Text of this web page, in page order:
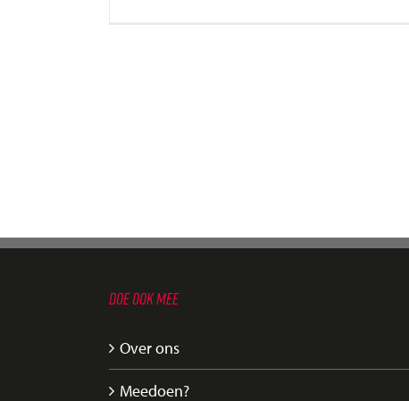
DOE OOK MEE
Over ons
Meedoen?